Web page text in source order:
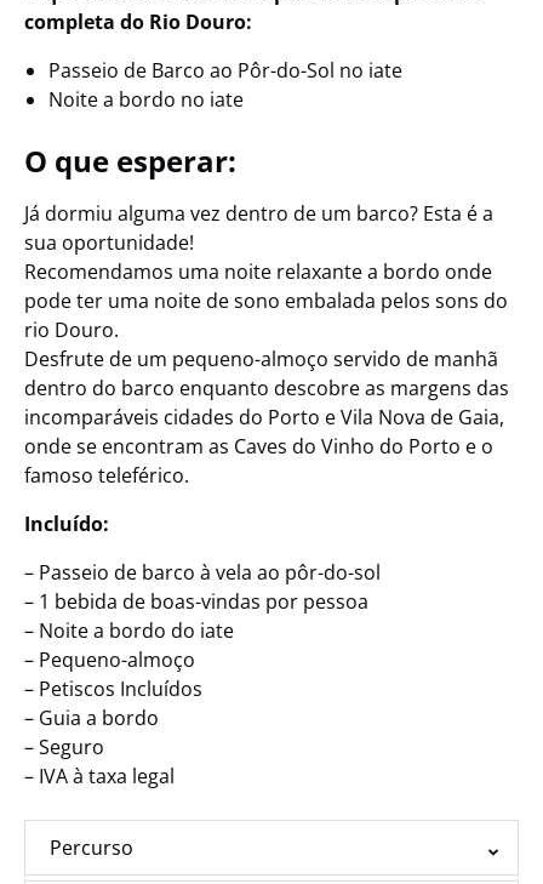
completa do Rio Douro:
Passeio de Barco ao Pôr-do-Sol no iate
Noite a bordo no iate
O que esperar:
Já dormiu alguma vez dentro de um barco? Esta é a
sua oportunidade!
Recomendamos uma noite relaxante a bordo onde
pode ter uma noite de sono embalada pelos sons do
rio Douro.
Desfrute de um pequeno-almoço servido de manhã
dentro do barco enquanto descobre as margens das
incomparáveis cidades do Porto e Vila Nova de Gaia,
onde se encontram as Caves do Vinho do Porto e o
famoso teleférico.
Incluído:
– Passeio de barco à vela ao pôr-do-sol
– 1 bebida de boas-vindas por pessoa
– Noite a bordo do iate
– Pequeno-almoço
– Petiscos Incluídos
– Guia a bordo
– Seguro
– IVA à taxa legal
Percurso